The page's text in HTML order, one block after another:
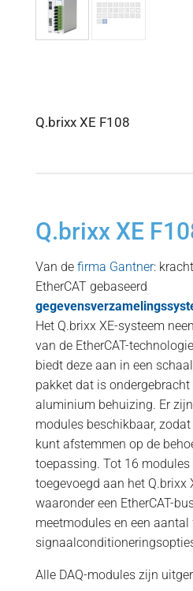
Q.brixx XE F108
Q.brixx XE
Van de firma Gantner:
EtherCAT gebaseerd
Het Q.brixx XE-systeem
van de EtherCAT-
biedt deze aan in een
pakket dat is
aluminium behuizing. Er
modules beschikbaar,
kunt afstemmen op de
toepassing. Tot 16
toegevoegd aan het Q.brixx
waaronder een EtherCAT-
meetmodules en een aantal
Alle DAQ-modules zijn